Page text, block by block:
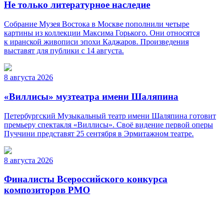
Не только литературное наследие
Собрание Музея Востока в Москве пополнили четыре
картины из коллекции Максима Горького. Они относятся
к иранской живописи эпохи Каджаров. Произведения
выставят для публики с 14 августа.
8 августа 2026
«Виллисы» музтеатра имени Шаляпина
Петербургский Музыкальный театр имени Шаляпина готовит
премьеру спектакля «Виллисы». Своё видение первой оперы
Пуччини представят 25 сентября в Эрмитажном театре.
8 августа 2026
Финалисты Всероссийского конкурса
композиторов РМО